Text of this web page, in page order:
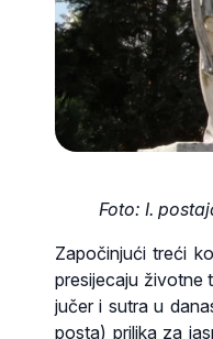
Foto: I.
Započinjući treći
presijecaju životne
jučer i sutra u
posta) prilika za